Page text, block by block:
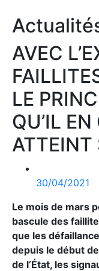
AVEC
LE
QU’IL
ATTEINT
30/04/2021
Le mois de mars
bascule des
que les
depuis le début
de l’État, les